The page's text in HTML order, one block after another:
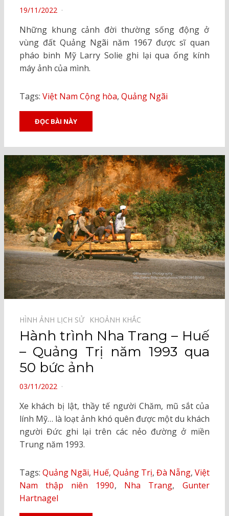
POSTED
19/11/2022
Những khung cảnh đời thường sống động ở
vùng đất Quảng Ngãi năm 1967 được sĩ quan
pháo binh Mỹ Larry Solie ghi lại qua ống kính
máy ảnh của mình.
Tags: Việt Nam Cộng hòa, Quảng Ngãi
ĐỌC BÀI NÀY
HÌNH ẢNH LỊCH SỬ⠀ KHOẢNH KHẮC⠀
Hành trình Nha Trang – Huế
– Quảng Trị năm 1993 qua
50 bức ảnh
POSTED
03/11/2022
Xe khách bị lật, thầy tế người Chăm, mũ sắt của
lính Mỹ… là loạt ảnh khó quên được một du khách
người Đức ghi lại trên các nẻo đường ở miền
Trung năm 1993.
Tags: Quảng Ngãi, Huế, Quảng Trị, Đà Nẵng, Việt
Nam thập niên 1990, Nha Trang, Gunter
Hartnagel